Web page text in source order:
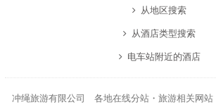
从地区搜索
从酒店类型搜索
电车站附近的酒店
冲绳旅游有限公司 各地在线分站・旅游相关网站